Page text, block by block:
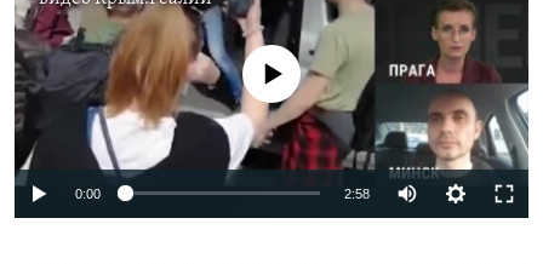
No media source currently available
0:00 2:58